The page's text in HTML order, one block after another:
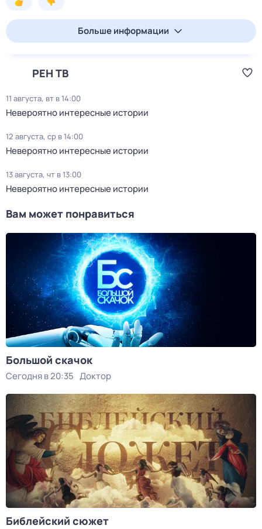
Больше информации
РЕН ТВ
11 августа, вт в 14:00
Невероятно интересные истории
12 августа, ср в 14:00
Невероятно интересные истории
13 августа, чт в 13:00
Невероятно интересные истории
Вам может понравиться
Большой скачок
Сегодня в 20:35 Доктор
Библейский сюжет